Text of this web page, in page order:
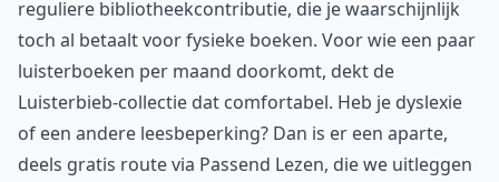
reguliere bibliotheekcontributie, die je waarschijnlijk
toch al betaalt voor fysieke boeken. Voor wie een paar
luisterboeken per maand doorkomt, dekt de
Luisterbieb-collectie dat comfortabel. Heb je dyslexie
of een andere leesbeperking? Dan is er een aparte,
deels gratis route via Passend Lezen, die we uitleggen